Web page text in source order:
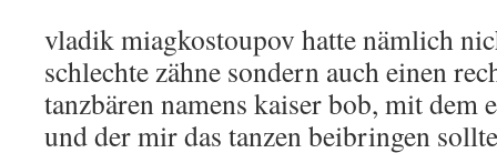
vladik miagkostoupov hatte nämlich
schlechte zähne sondern auch einen
tanzbären namens kaiser bob, mit dem
und der mir das tanzen beibringen